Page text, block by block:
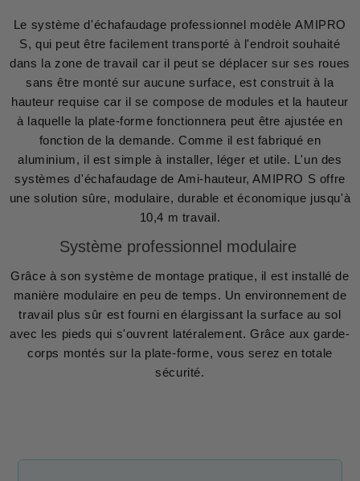
Le système d'échafaudage professionnel modèle AMIPRO
S, qui peut être facilement transporté à l'endroit souhaité
dans la zone de travail car il peut se déplacer sur ses roues
sans être monté sur aucune surface, est construit à la
hauteur requise car il se compose de modules et la hauteur
à laquelle la plate-forme fonctionnera peut être ajustée en
fonction de la demande. Comme il est fabriqué en
aluminium, il est simple à installer, léger et utile. L'un des
systèmes d'échafaudage de Ami-hauteur, AMIPRO S offre
une solution sûre, modulaire, durable et économique jusqu'à
10,4 m travail.
Système professionnel modulaire
Grâce à son système de montage pratique, il est installé de
manière modulaire en peu de temps. Un environnement de
travail plus sûr est fourni en élargissant la surface au sol
avec les pieds qui s'ouvrent latéralement. Grâce aux garde-
corps montés sur la plate-forme, vous serez en totale
sécurité.